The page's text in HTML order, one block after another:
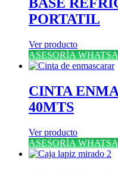
PORTATIL
Ver producto
ASESORÍA
CINTA
40MTS
Ver producto
ASESORÍA